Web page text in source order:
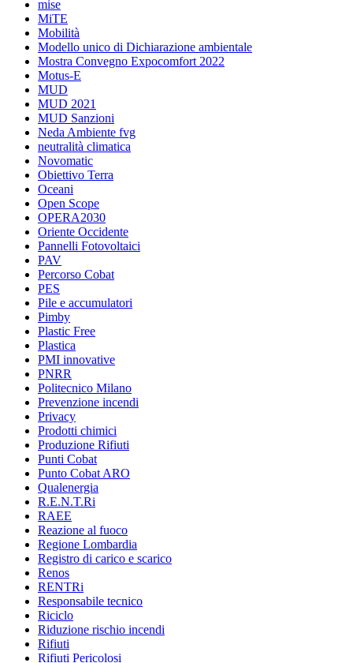
mise
MiTE
Mobilità
Modello unico di Dichiarazione ambientale
Mostra Convegno Expocomfort 2022
Motus-E
MUD
MUD 2021
MUD Sanzioni
Neda Ambiente fvg
neutralità climatica
Novomatic
Obiettivo Terra
Oceani
Open Scope
OPERA2030
Oriente Occidente
Pannelli Fotovoltaici
PAV
Percorso Cobat
PES
Pile e accumulatori
Pimby
Plastic Free
Plastica
PMI innovative
PNRR
Politecnico Milano
Prevenzione incendi
Privacy
Prodotti chimici
Produzione Rifiuti
Punti Cobat
Punto Cobat ARO
Qualenergia
R.E.N.T.Ri
RAEE
Reazione al fuoco
Regione Lombardia
Registro di carico e scarico
Renos
RENTRi
Responsabile tecnico
Riciclo
Riduzione rischio incendi
Rifiuti
Rifiuti Pericolosi